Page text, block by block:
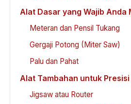
Alat Dasar yang Wajib Anda
Meteran dan Pensil Tukang
Gergaji Potong (Miter Saw)
Palu dan Pahat
Alat Tambahan untuk
Jigsaw atau Router